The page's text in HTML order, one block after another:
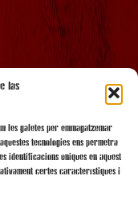
las
les galetes per emmagatzemar
tecnologies ens permetrà
identificacions úniques en aquest
certes característiques i